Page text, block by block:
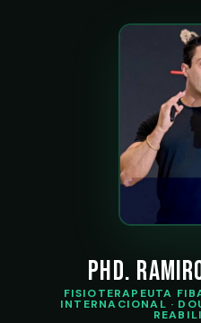
PhD.
FISIOTERAPEUTA
INTERNACIONAL ·